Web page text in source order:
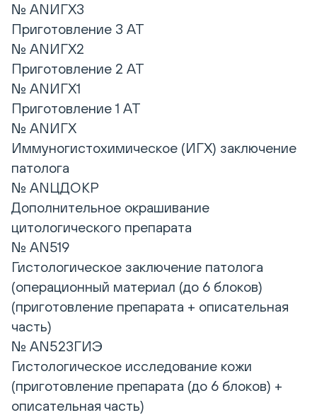
№ ANИГХ3
Приготовление 3 АТ
№ ANИГХ2
Приготовление 2 АТ
№ ANИГХ1
Приготовление 1 АТ
№ ANИГХ
Иммуногистохимическое (ИГХ) заключение
патолога
№ ANЦДОКР
Дополнительное окрашивание
цитологического препарата
№ AN519
Гистологическое заключение патолога
(операционный материал (до 6 блоков)
(приготовление препарата + описательная
часть)
№ AN523ГИЭ
Гистологическое исследование кожи
(приготовление препарата (до 6 блоков) +
описательная часть)